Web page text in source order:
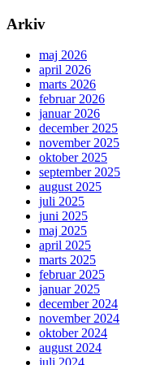
Arkiv
maj 2026
april 2026
marts 2026
februar 2026
januar 2026
december 2025
november 2025
oktober 2025
september 2025
august 2025
juli 2025
juni 2025
maj 2025
april 2025
marts 2025
februar 2025
januar 2025
december 2024
november 2024
oktober 2024
august 2024